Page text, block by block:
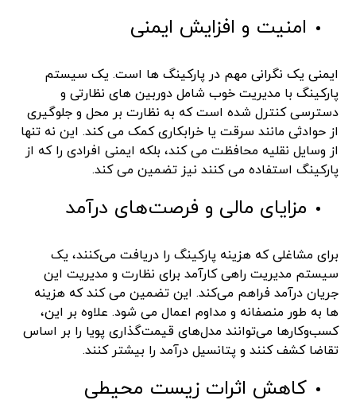
امنیت و افزایش ایمنی
ایمنی یک نگرانی مهم در پارکینگ ها است. یک سیستم
پارکینگ با مدیریت خوب شامل دوربین های نظارتی و
دسترسی کنترل شده است که به نظارت بر محل و جلوگیری
از حوادثی مانند سرقت یا خرابکاری کمک می کند. این نه تنها
از وسایل نقلیه محافظت می کند، بلکه ایمنی افرادی را که از
پارکینگ استفاده می کنند نیز تضمین می کند.
مزایای مالی و فرصت‌های درآمد
برای مشاغلی که هزینه پارکینگ را دریافت می‌کنند، یک
سیستم مدیریت راهی کارآمد برای نظارت و مدیریت این
جریان درآمد فراهم می‌کند. این تضمین می کند که هزینه
ها به طور منصفانه و مداوم اعمال می شود. علاوه بر این،
کسب‌وکارها می‌توانند مدل‌های قیمت‌گذاری پویا را بر اساس
تقاضا کشف کنند و پتانسیل درآمد را بیشتر کنند.
کاهش اثرات زیست محیطی